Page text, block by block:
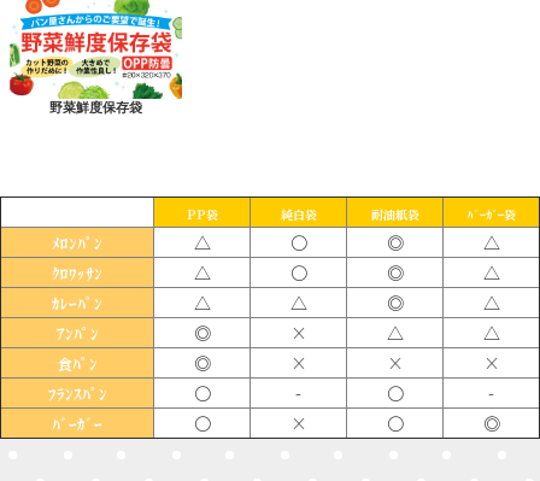
野菜鮮度保存袋
PP袋 純白袋 耐油紙袋 ﾊﾞｰｶﾞｰ袋
ﾒﾛﾝﾊﾟﾝ △ 〇 ◎ △
ｸﾛﾜｯｻﾝ △ 〇 ◎ △
ｶﾚｰﾊﾟﾝ △ △ ◎ △
ｱﾝﾊﾟﾝ ◎ × △ △
食ﾊﾟﾝ ◎ × × ×
ﾌﾗﾝｽﾊﾟﾝ 〇 - 〇 -
ﾊﾞｰｶﾞｰ 〇 × 〇 ◎